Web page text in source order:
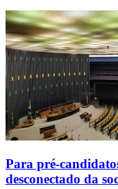
Para pré-
desconectado da